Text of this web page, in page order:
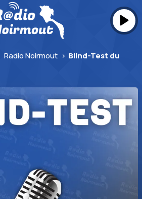
Radio Noirmout > Blind-Test du